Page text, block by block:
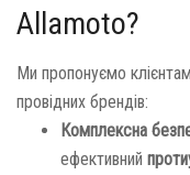
Allamoto?
Ми пропонуємо клієнтам
провідних брендів:
Комплексна
ефективний